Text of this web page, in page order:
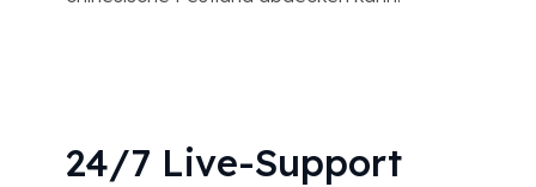
24/7 Live-Support